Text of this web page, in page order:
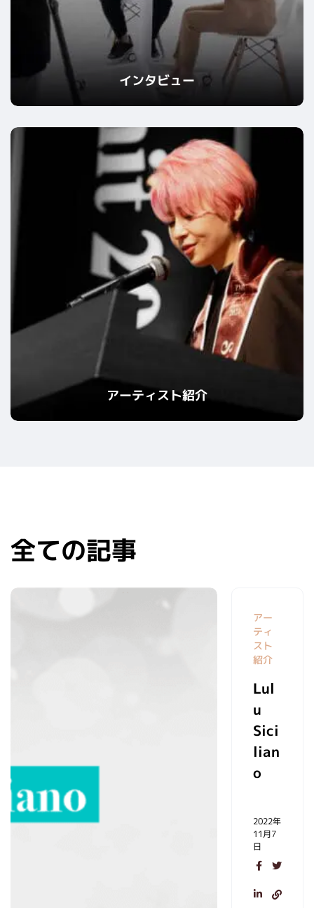
インタビュー
アーティスト紹介
全ての記事
アー
ティ
スト
紹介
Lul
u
Sici
lian
o
2022年
11月7
日